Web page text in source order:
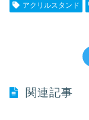
アクリルスタンド
関連記事